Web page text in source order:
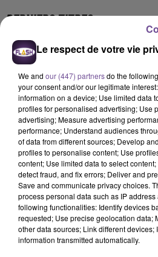
DERNIERS TITRES
18h18
18h18
JECK
La Recette
NICO
Am I Wrong
18h07
18h07 18h04
18h04
Le respect de votre vie
We and our (447) partnersdo the
your consent and/or our legitimate
information on a device; Use limited data
profiles for personalised advertising; Use
advertising; Measure advertising
performance; Understand audiences
of data from different sources; Develop
profiles to personalise content; Use
content; Use limited data to select
detect fraud, and fix errors; Deliver and
Save and communicate privacy choices.
process personal data such as IP
following functionalities: Identify devices
requested; Use precise geolocation data;
other data sources; Link different devices;
information transmitted automatically.